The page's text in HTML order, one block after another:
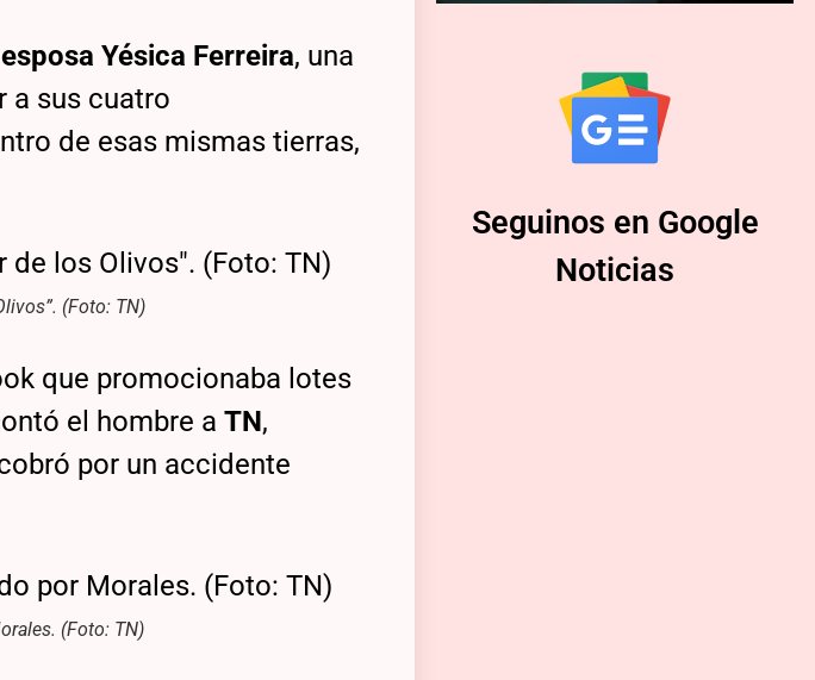
Yésica Ferreira, una
a sus cuatro
de esas mismas tierras,
(Foto: TN)
que promocionaba lotes
el hombre aTN,
por un accidente
(Foto: TN)
Seguinos en Google
Noticias